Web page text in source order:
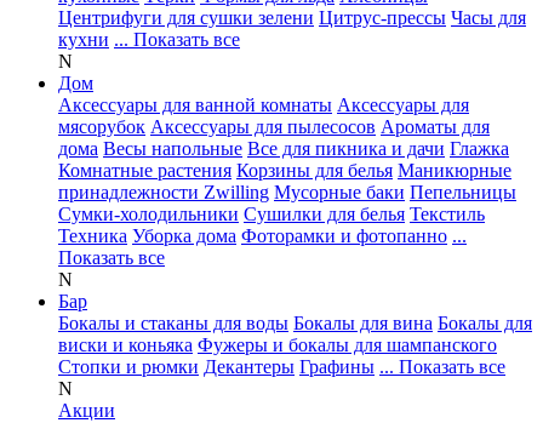
Центрифуги для сушки зелени Цитрус-прессы Часы для
кухни ... Показать все
N
Дом
Аксессуары для ванной комнаты Аксессуары для
мясорубок Аксессуары для пылесосов Ароматы для
дома Весы напольные Все для пикника и дачи Глажка
Комнатные растения Корзины для белья Маникюрные
принадлежности Zwilling Мусорные баки Пепельницы
Сумки-холодильники Сушилки для белья Текстиль
Техника Уборка дома Фоторамки и фотопанно ...
Показать все
N
Бар
Бокалы и стаканы для воды Бокалы для вина Бокалы для
виски и коньяка Фужеры и бокалы для шампанского
Стопки и рюмки Декантеры Графины ... Показать все
N
Акции